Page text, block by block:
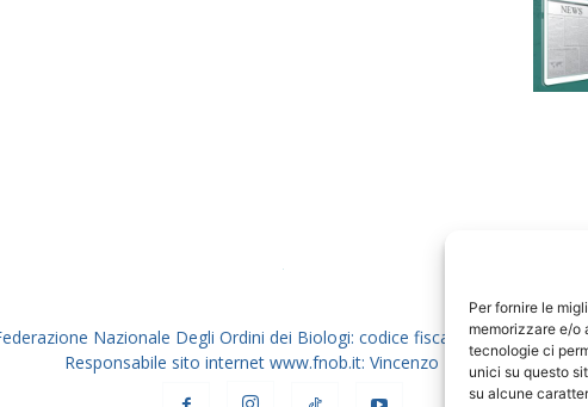
Per fornire le
memorizzare e/o
tecnologie ci
unici su questo
su alcune
Nazionale Degli Ordini dei Biologi: codice fiscale 80069130583
Responsabile sito internet www.fnob.it: Vincenzo D'Anna